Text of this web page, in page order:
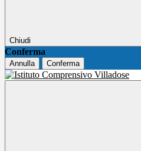
Chiudi
Conferma
Annulla Conferma